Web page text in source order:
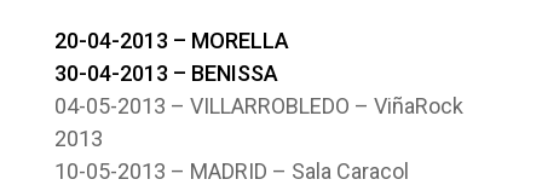
20-04-2013 – MORELLA
30-04-2013 – BENISSA
04-05-2013 – VILLARROBLEDO – ViñaRock
2013
10-05-2013 – MADRID – Sala Caracol